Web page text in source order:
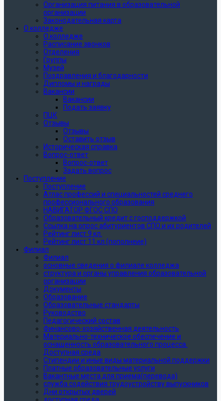
Организация питания в образовательной
организации
Законодательная карта
О колледже
О колледже
Расписание звонков
Отделения
Группы
Музей
Поздравления и благодарности
Дипломы и награды
Вакансии
Вакансии
Подать заявку
ПЦК
Отзывы
Отзывы
Оставить отзыв
Историческая справка
Вопрос-ответ
Вопрос-ответ
Задать вопрос
Поступление
Поступление
Атлас профессий и специальностей среднего
профессионального образования
НАВИГАТОР ФГОС СПО
Образовательный кредит с господдержкой
Ссылка на опрос абитуриентов СПО и их родителей
Рейтинг лист 9 кл.
Рейтинг лист 11 кл (пополнеие)
Филиал
Филиал
основные сведения о филиале колледжа
структура и органы управления образовательной
организации
Документы
Образование
Образовательные стандарты
Руководство
Педагогический состав
Финансово-хозяйственная деятельность
Материально-техническое обеспечение и
оснащенность образовательного процесса.
Доступная среда
Стипендии и иные виды материальной поддержки
Платные образовательные услуги
Вакантные места для приема(перевода)
служба содействия трудоустройству выпускников
Дни открытых дверей